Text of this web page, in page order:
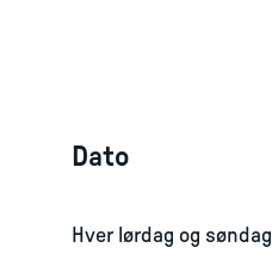
Dato
Hver lørdag og søndag